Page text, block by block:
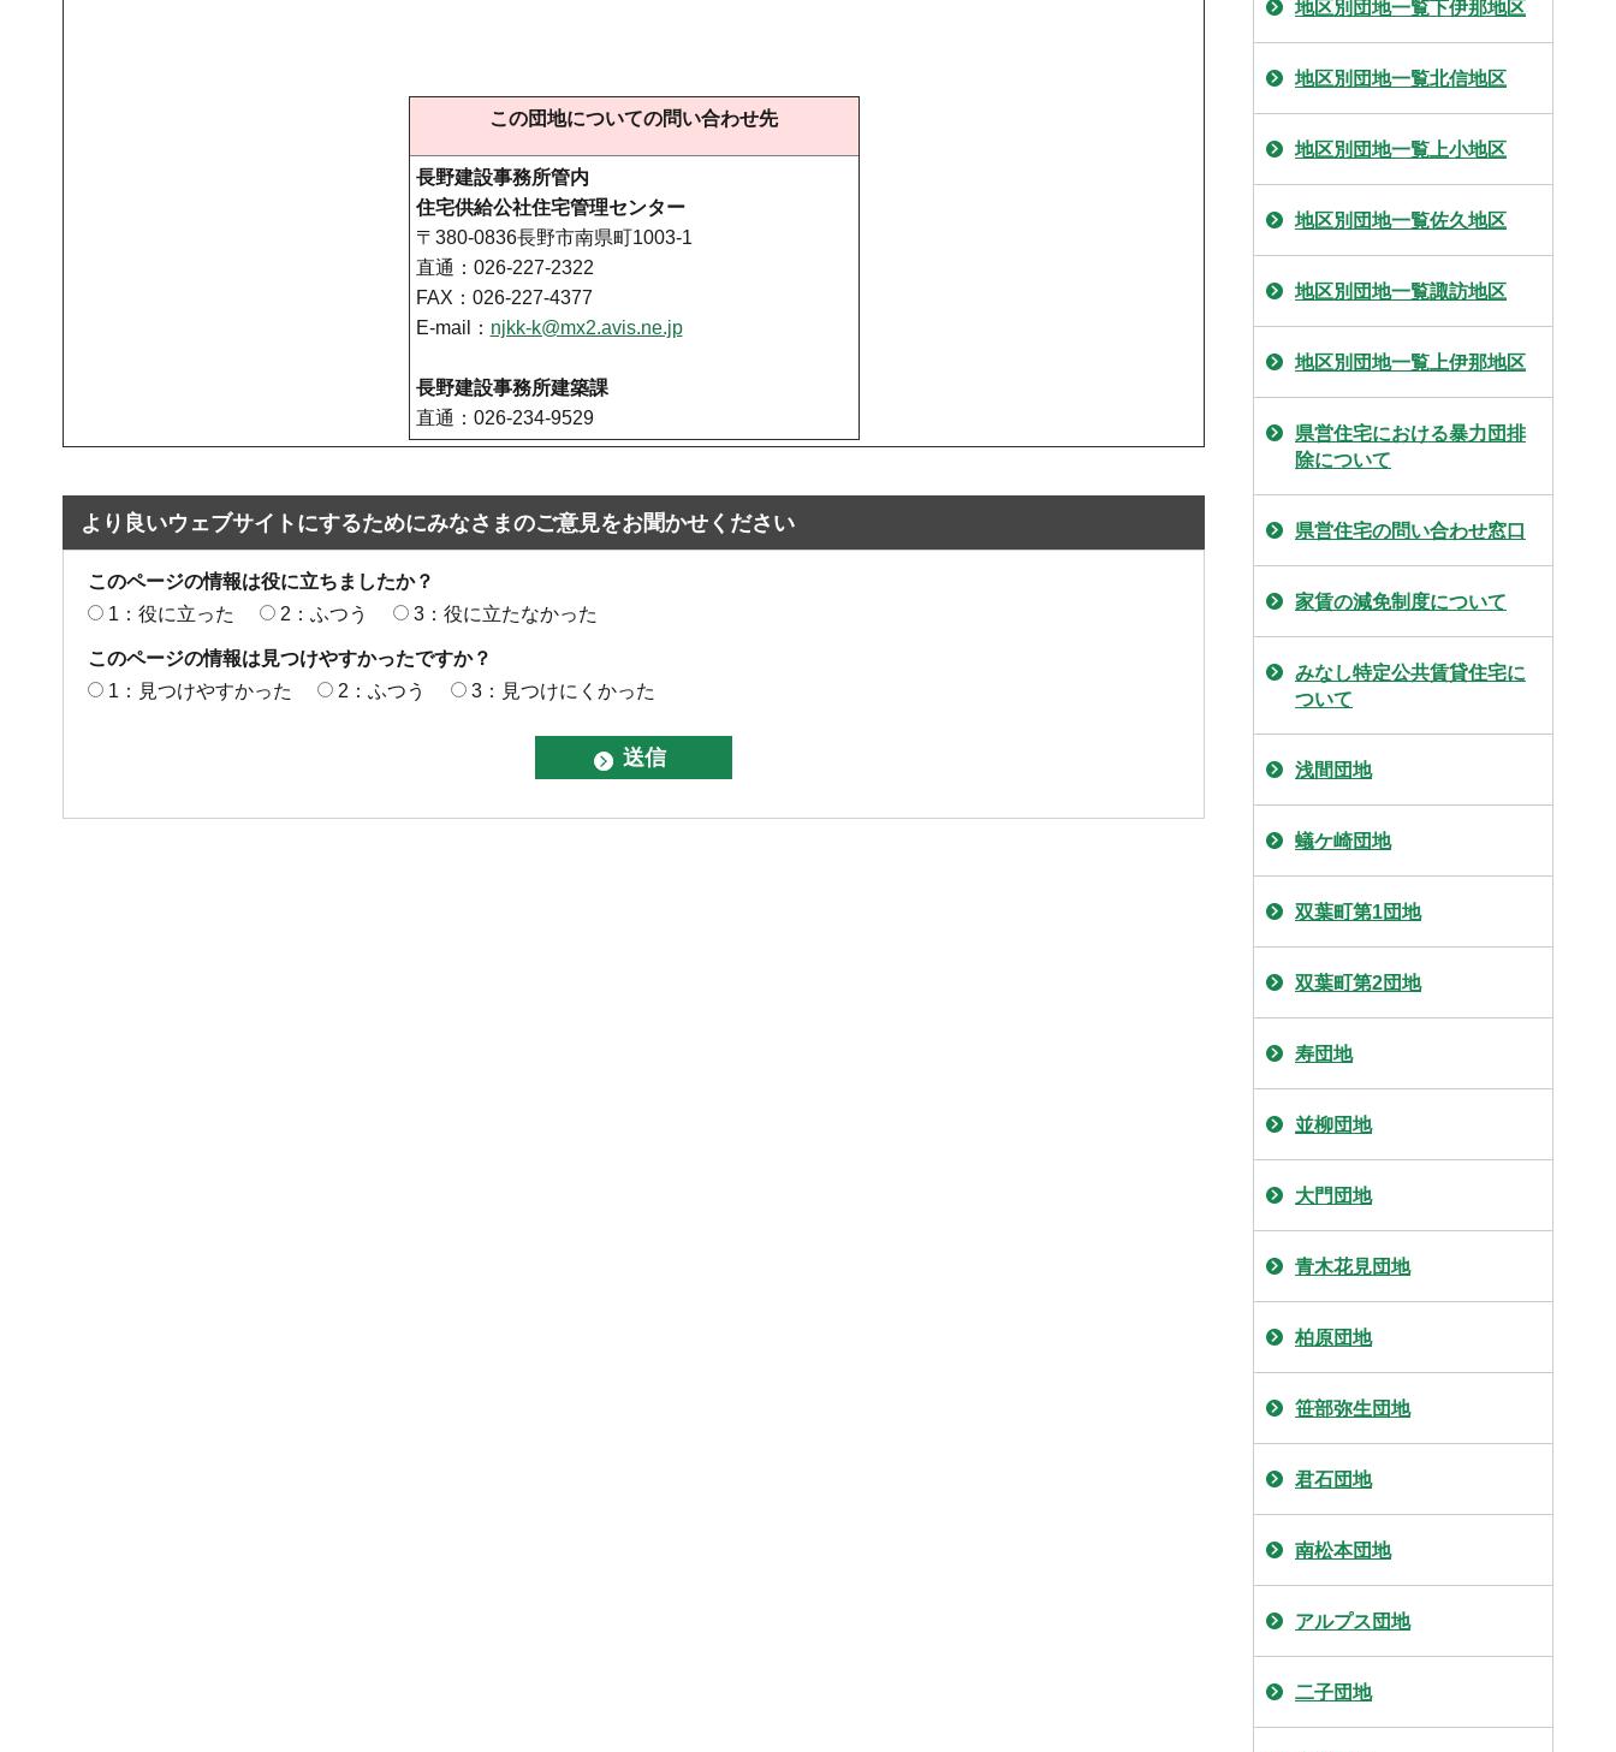
この団地についての問い合わせ先
長野建設事務所管内
住宅供給公社住宅管理センター
〒380-0836長野市南県町1003-1
直通：026-227-2322
FAX：026-227-4377
E-mail： njkk-k@mx2.avis.ne.jp
長野建設事務所建築課
直通：026-234-9529
より良いウェブサイトにするためにみなさまのご意見をお聞かせください
このページの情報は役に立ちましたか？
1：役に立った
2：ふつう 3：役に立たなかった
このページの情報は見つけやすかったですか？
1：見つけやすかった
2：ふつう 3：見つけにくかった
地区別団地一覧下伊那地区
地区別団地一覧北信地区
地区別団地一覧上小地区
地区別団地一覧佐久地区
地区別団地一覧諏訪地区
地区別団地一覧上伊那地区
県営住宅における暴力団排
除について
県営住宅の問い合わせ窓口
家賃の減免制度について
みなし特定公共賃貸住宅に
ついて
浅間団地
蟻ケ崎団地
双葉町第1団地
双葉町第2団地
寿団地
並柳団地
大門団地
青木花見団地
柏原団地
笹部弥生団地
君石団地
南松本団地
アルプス団地
二子団地